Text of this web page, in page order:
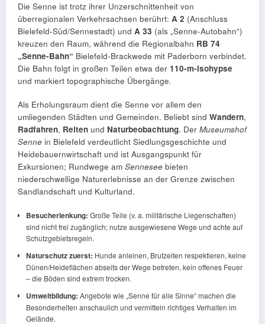
Die Senne ist trotz ihrer Unzerschnittenheit von
überregionalen Verkehrsachsen berührt: A 2 (Anschluss
Bielefeld‑Süd/Sennestadt) und A 33 (als „Senne‑Autobahn“)
kreuzen den Raum, während die Regionalbahn RB 74
„Senne‑Bahn“ Bielefeld‑Brackwede mit Paderborn verbindet.
Die Bahn folgt in großen Teilen etwa der 110‑m‑Isohypse
und markiert topographische Übergänge.
Als Erholungsraum dient die Senne vor allem den
umliegenden Städten und Gemeinden. Beliebt sind Wandern,
Radfahren, Reiten und Naturbeobachtung. Der Museumshof
Senne in Bielefeld verdeutlicht Siedlungsgeschichte und
Heidebauernwirtschaft und ist Ausgangspunkt für
Exkursionen; Rundwege am Sennesee bieten
niederschwellige Naturerlebnisse an der Grenze zwischen
Sandlandschaft und Kulturland.
Besucherlenkung: Große Teile (v. a. militärische Liegenschaften)
sind nicht frei zugänglich; nutze ausgewiesene Wege und achte auf
Schutzgebietsregeln.
Naturschutz zuerst: Hunde anleinen, Brutzeiten respektieren, keine
Dünen/Heideflächen abseits der Wege betreten, kein offenes Feuer
– die Böden sind extrem trocken.
Umweltbildung: Angebote wie „Senne für alle Sinne“ machen die
Besonderheiten anschaulich und vermitteln richtiges Verhalten im
Gelände.